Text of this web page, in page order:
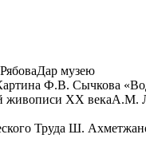
Дар музею
Ф.В. Сычкова
живописи XX векаА.М.
Труда Ш.